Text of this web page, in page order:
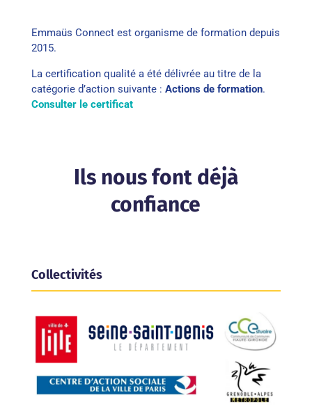
Emmaüs Connect est organisme de formation depuis
2015.
La certification qualité a été délivrée au titre de la
catégorie d’action suivante : Actions de formation.
Consulter le certificat
Ils nous font déjà
confiance
Collectivités